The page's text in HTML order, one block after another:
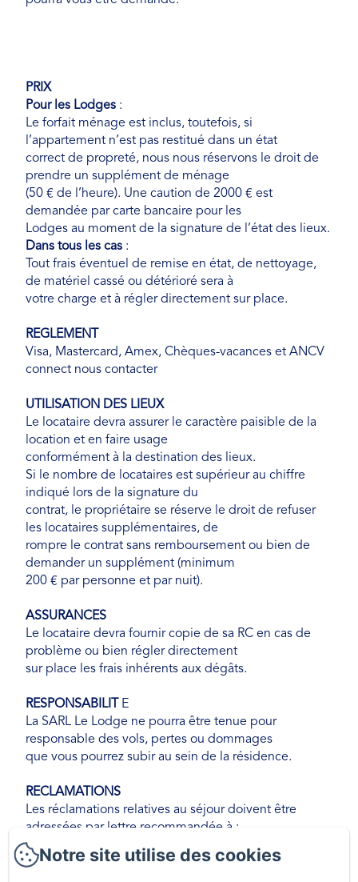
PRIX
Pour les Lodges :
Le forfait ménage est inclus, toutefois, si
l’appartement n’est pas restitué dans un état
correct de propreté, nous nous réservons le droit de
prendre un supplément de ménage
(50 € de l’heure). Une caution de 2000 € est
demandée par carte bancaire pour les
Lodges au moment de la signature de l’état des lieux.
Dans tous les cas :
Tout frais éventuel de remise en état, de nettoyage,
de matériel cassé ou détérioré sera à
votre charge et à régler directement sur place.
REGLEMENT
Visa, Mastercard, Amex, Chèques-vacances et ANCV
connect nous contacter
UTILISATION DES LIEUX
Le locataire devra assurer le caractère paisible de la
location et en faire usage
conformément à la destination des lieux.
Si le nombre de locataires est supérieur au chiffre
indiqué lors de la signature du
contrat, le propriétaire se réserve le droit de refuser
les locataires supplémentaires, de
rompre le contrat sans remboursement ou bien de
demander un supplément (minimum
200 € par personne et par nuit).
ASSURANCES
Le locataire devra fournir copie de sa RC en cas de
problème ou bien régler directement
sur place les frais inhérents aux dégâts.
RESPONSABILIT
E
La SARL Le Lodge ne pourra être tenue pour
responsable des vols, pertes ou dommages
que vous pourrez subir au sein de la résidence.
RECLAMATIONS
Les réclamations relatives au séjour doivent être
adressées par lettre recommandée à :
SARL Le Lodge, 11 avenue de Bordeaux, 33970 Le
Cap Ferret, dans les huit jours qui
Notre site utilise des cookies